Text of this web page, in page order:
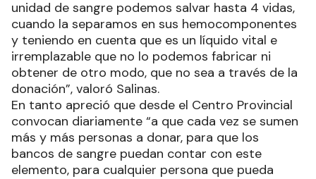
unidad de sangre podemos salvar hasta 4 vidas,
cuando la separamos en sus hemocomponentes
y teniendo en cuenta que es un líquido vital e
irremplazable que no lo podemos fabricar ni
obtener de otro modo, que no sea a través de la
donación”, valoró Salinas.
En tanto apreció que desde el Centro Provincial
convocan diariamente “a que cada vez se sumen
más y más personas a donar, para que los
bancos de sangre puedan contar con este
elemento, para cualquier persona que pueda